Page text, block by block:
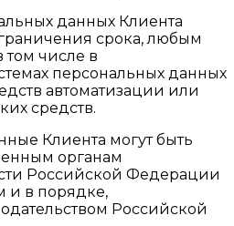
данных Клиента
срока, любым
том числе в
персональных данных
автоматизации или
средств.
Клиента могут быть
органам
Российской Федерации
и в порядке,
Российской